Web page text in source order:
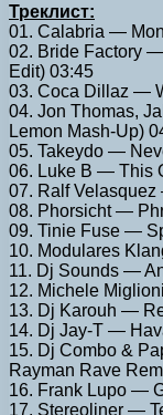
Треклист:
01. Calabria —
02. Bride Factory
Edit) 03:45
03. Coca Dillaz —
04. Jon Thomas,
Lemon Mash-Up)
05. Takeydo —
06. Luke B — This
07. Ralf
08. Phorsicht —
09. Tinie Fuse —
10. Modulares
11. Dj Sounds —
12. Michele
13. Dj Karouh —
14. Dj Jay-T —
15. Dj Combo &
Rayman Rave
16. Frank Lupo —
17. Stereoliner —